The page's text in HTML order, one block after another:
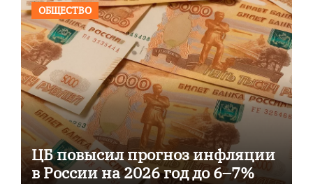
ОБЩЕСТВО
ЦБ повысил прогноз инфляции
в России на 2026 год до 6–7%